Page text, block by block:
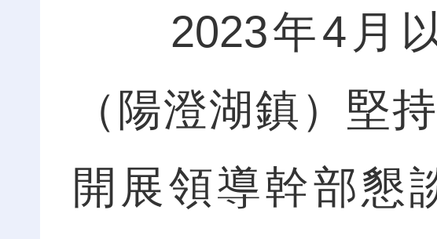
2023年4月以
（陽澄湖鎮）堅
開展領導幹部懇